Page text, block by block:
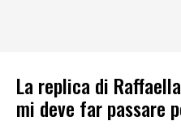
La replica di
mi deve far passare